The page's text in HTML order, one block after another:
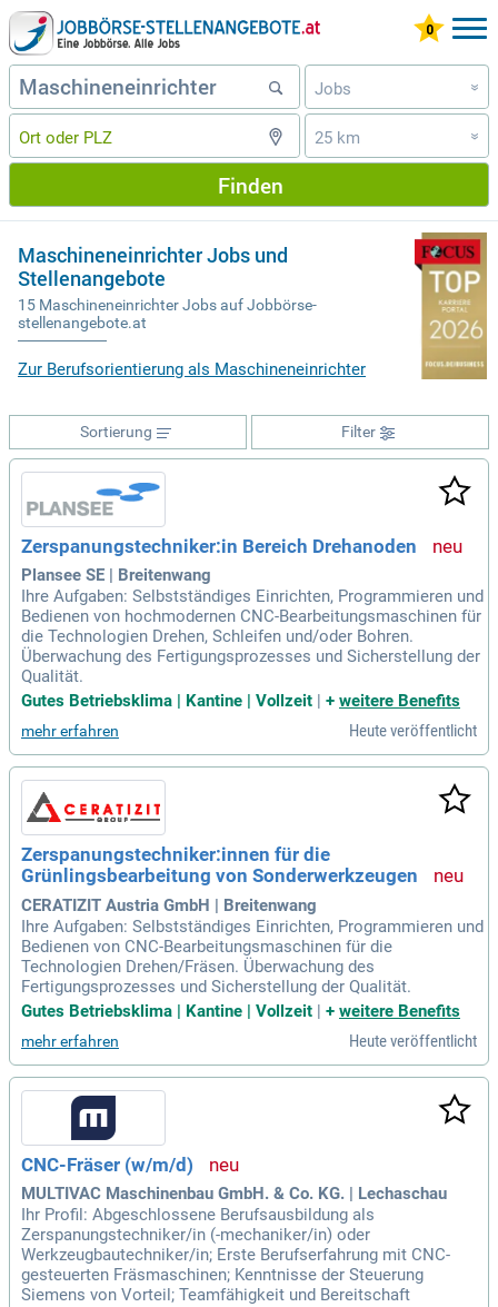
Jobs »
25 km »
Finden
Maschineneinrichter Jobs und
Stellenangebote
15 Maschineneinrichter Jobs auf Jobbörse-
stellenangebote.at
Zur Berufsorientierung als Maschineneinrichter
Filter
Sortierung
Zerspanungstechniker:in Bereich Drehanoden
Plansee SE | Breitenwang
Ihre Aufgaben: Selbstständiges Einrichten, Programmieren und
Bedienen von hochmodernen CNC-Bearbeitungsmaschinen für
die Technologien Drehen, Schleifen und/oder Bohren.
Überwachung des Fertigungsprozesses und Sicherstellung der
Qualität.
Gutes Betriebsklima | Kantine | Vollzeit
+ weitere Benefits
mehr erfahren Heute veröffentlicht
Zerspanungstechniker:innen für die
Grünlingsbearbeitung von Sonderwerkzeugen
CERATIZIT Austria GmbH | Breitenwang
Ihre Aufgaben: Selbstständiges Einrichten, Programmieren und
Bedienen von CNC-Bearbeitungsmaschinen für die
Technologien Drehen/Fräsen. Überwachung des
Fertigungsprozesses und Sicherstellung der Qualität.
Gutes Betriebsklima | Kantine | Vollzeit | + weitere Benefits
mehr erfahren Heute veröffentlicht
CNC-Fräser (w/m/d)
MULTIVAC Maschinenbau GmbH. & Co. KG. | Lechaschau
Ihr Profil: Abgeschlossene Berufsausbildung als
Zerspanungstechniker/in (-mechaniker/in) oder
Werkzeugbautechniker/in; Erste Berufserfahrung mit CNC-
gesteuerten Fräsmaschinen; Kenntnisse der Steuerung
Siemens von Vorteil; Teamfähigkeit und Bereitschaft